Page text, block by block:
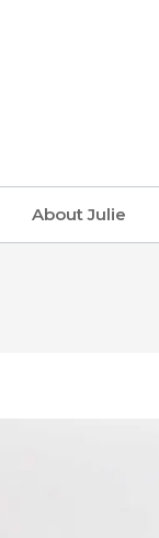
About Julie